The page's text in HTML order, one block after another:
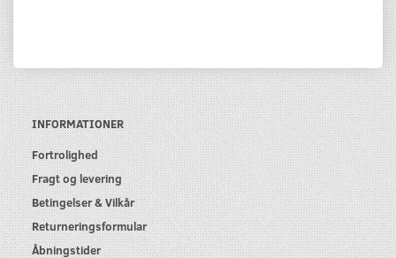
INFORMATIONER
Fortrolighed
Fragt og levering
Betingelser & Vilkår
Returneringsformular
Åbningstider